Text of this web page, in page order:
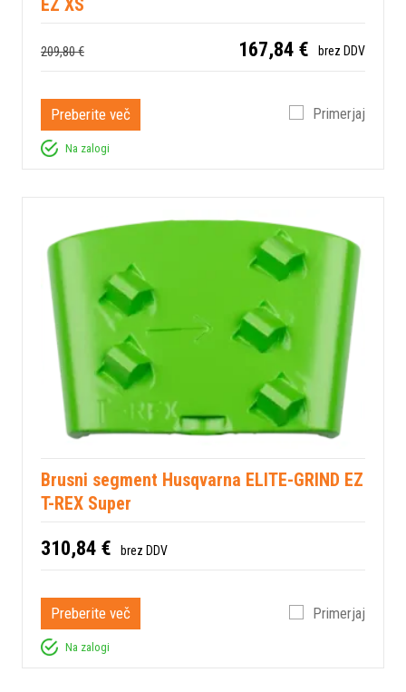
209,80 € 167,84 € brez DDV
Preberite več Primerjaj
Na zalogi
Brusni segment Husqvarna ELITE-GRIND EZ
T-REX Super
310,84 € brez DDV
Preberite več Primerjaj
Na zalogi